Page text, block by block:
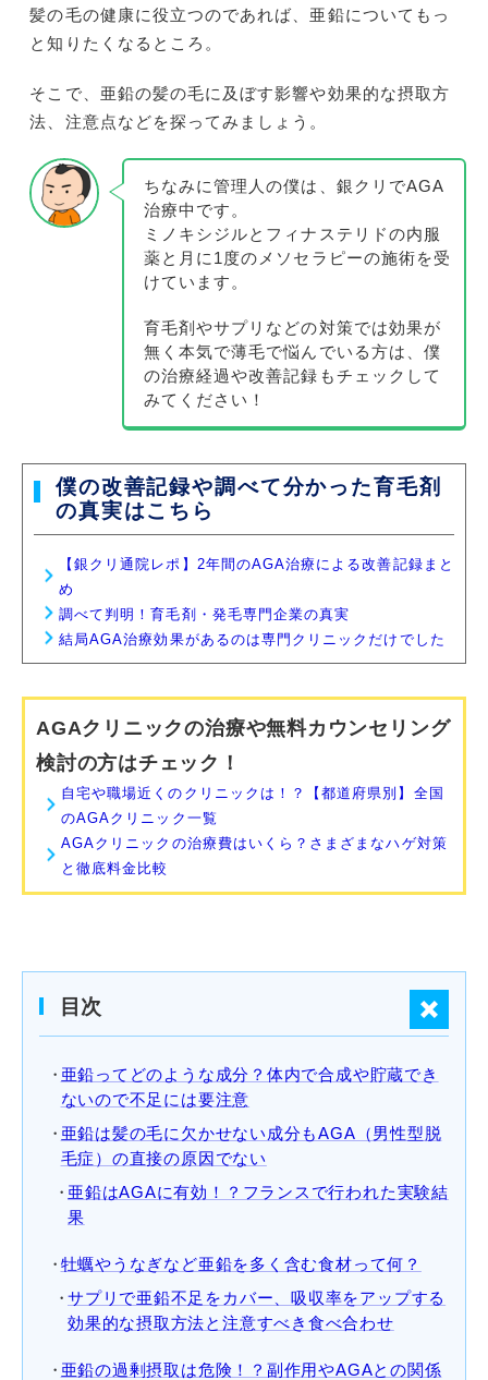
髪の毛の健康に役立つのであれば、亜鉛についてもっ
と知りたくなるところ。
そこで、亜鉛の髪の毛に及ぼす影響や効果的な摂取方
法、注意点などを探ってみましょう。
ちなみに管理人の僕は、銀クリでAGA
治療中です。
ミノキシジルとフィナステリドの内服
薬と月に1度のメソセラピーの施術を受
けています。
育毛剤やサプリなどの対策では効果が
無く本気で薄毛で悩んでいる方は、僕
の治療経過や改善記録もチェックして
みてください！
僕の改善記録や調べて分かった育毛剤
の真実はこちら
【銀クリ通院レポ】2年間のAGA治療による改善記録まと
め
調べて判明！育毛剤・発毛専門企業の真実
結局AGA治療効果があるのは専門クリニックだけでした
AGAクリニックの治療や無料カウンセリング
検討の方はチェック！
自宅や職場近くのクリニックは！？【都道府県別】全国
のAGAクリニック一覧
AGAクリニックの治療費はいくら？さまざまなハゲ対策
と徹底料金比較
目次
亜鉛ってどのような成分？体内で合成や貯蔵でき
ないので不足には要注意
亜鉛は髪の毛に欠かせない成分もAGA（男性型脱
毛症）の直接の原因でない
亜鉛はAGAに有効！？フランスで行われた実験結
果
牡蠣やうなぎなど亜鉛を多く含む食材って何？
サプリで亜鉛不足をカバー、吸収率をアップする
効果的な摂取方法と注意すべき食べ合わせ
亜鉛の過剰摂取は危険！？副作用やAGAとの関係